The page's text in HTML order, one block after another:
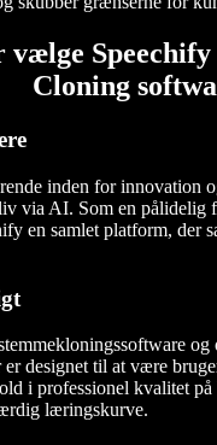
Speechify
Cloning
inden for innovation
via AI. Som en pålidelig
en samlet platform, der
og
designet til at være
i professionel kvalitet på
læringskurve.